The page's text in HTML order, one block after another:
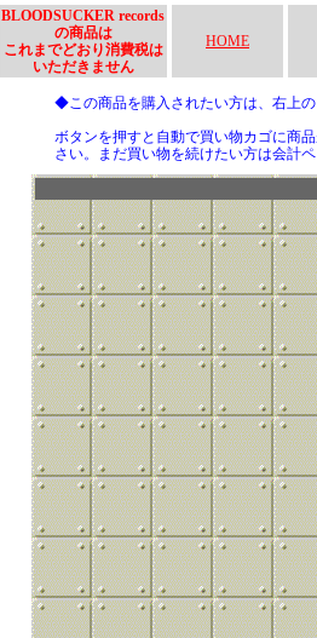
BLOODSUCKER records
の商品は
これまでどおり消費税は
いただきません
HOME
◆この商品を購入されたい方は、右上
ボタンを押すと自動で買い物カゴに商
さい。まだ買い物を続けたい方は会計